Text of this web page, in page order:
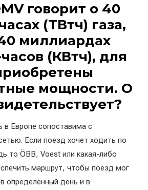
говорит о 40
(ТВтч) газа,
миллиардах
(КВтч), для
мощности. О
в Европе сопоставима с
Если поезд хочет ходить по
то ÖBB, Voest или какая-либо
маршрут, чтобы поезд мог
определённый день и в